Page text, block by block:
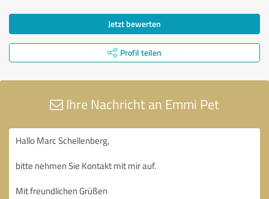
Jetzt bewerten
Profil teilen
Ihre Nachricht an Emmi Pet